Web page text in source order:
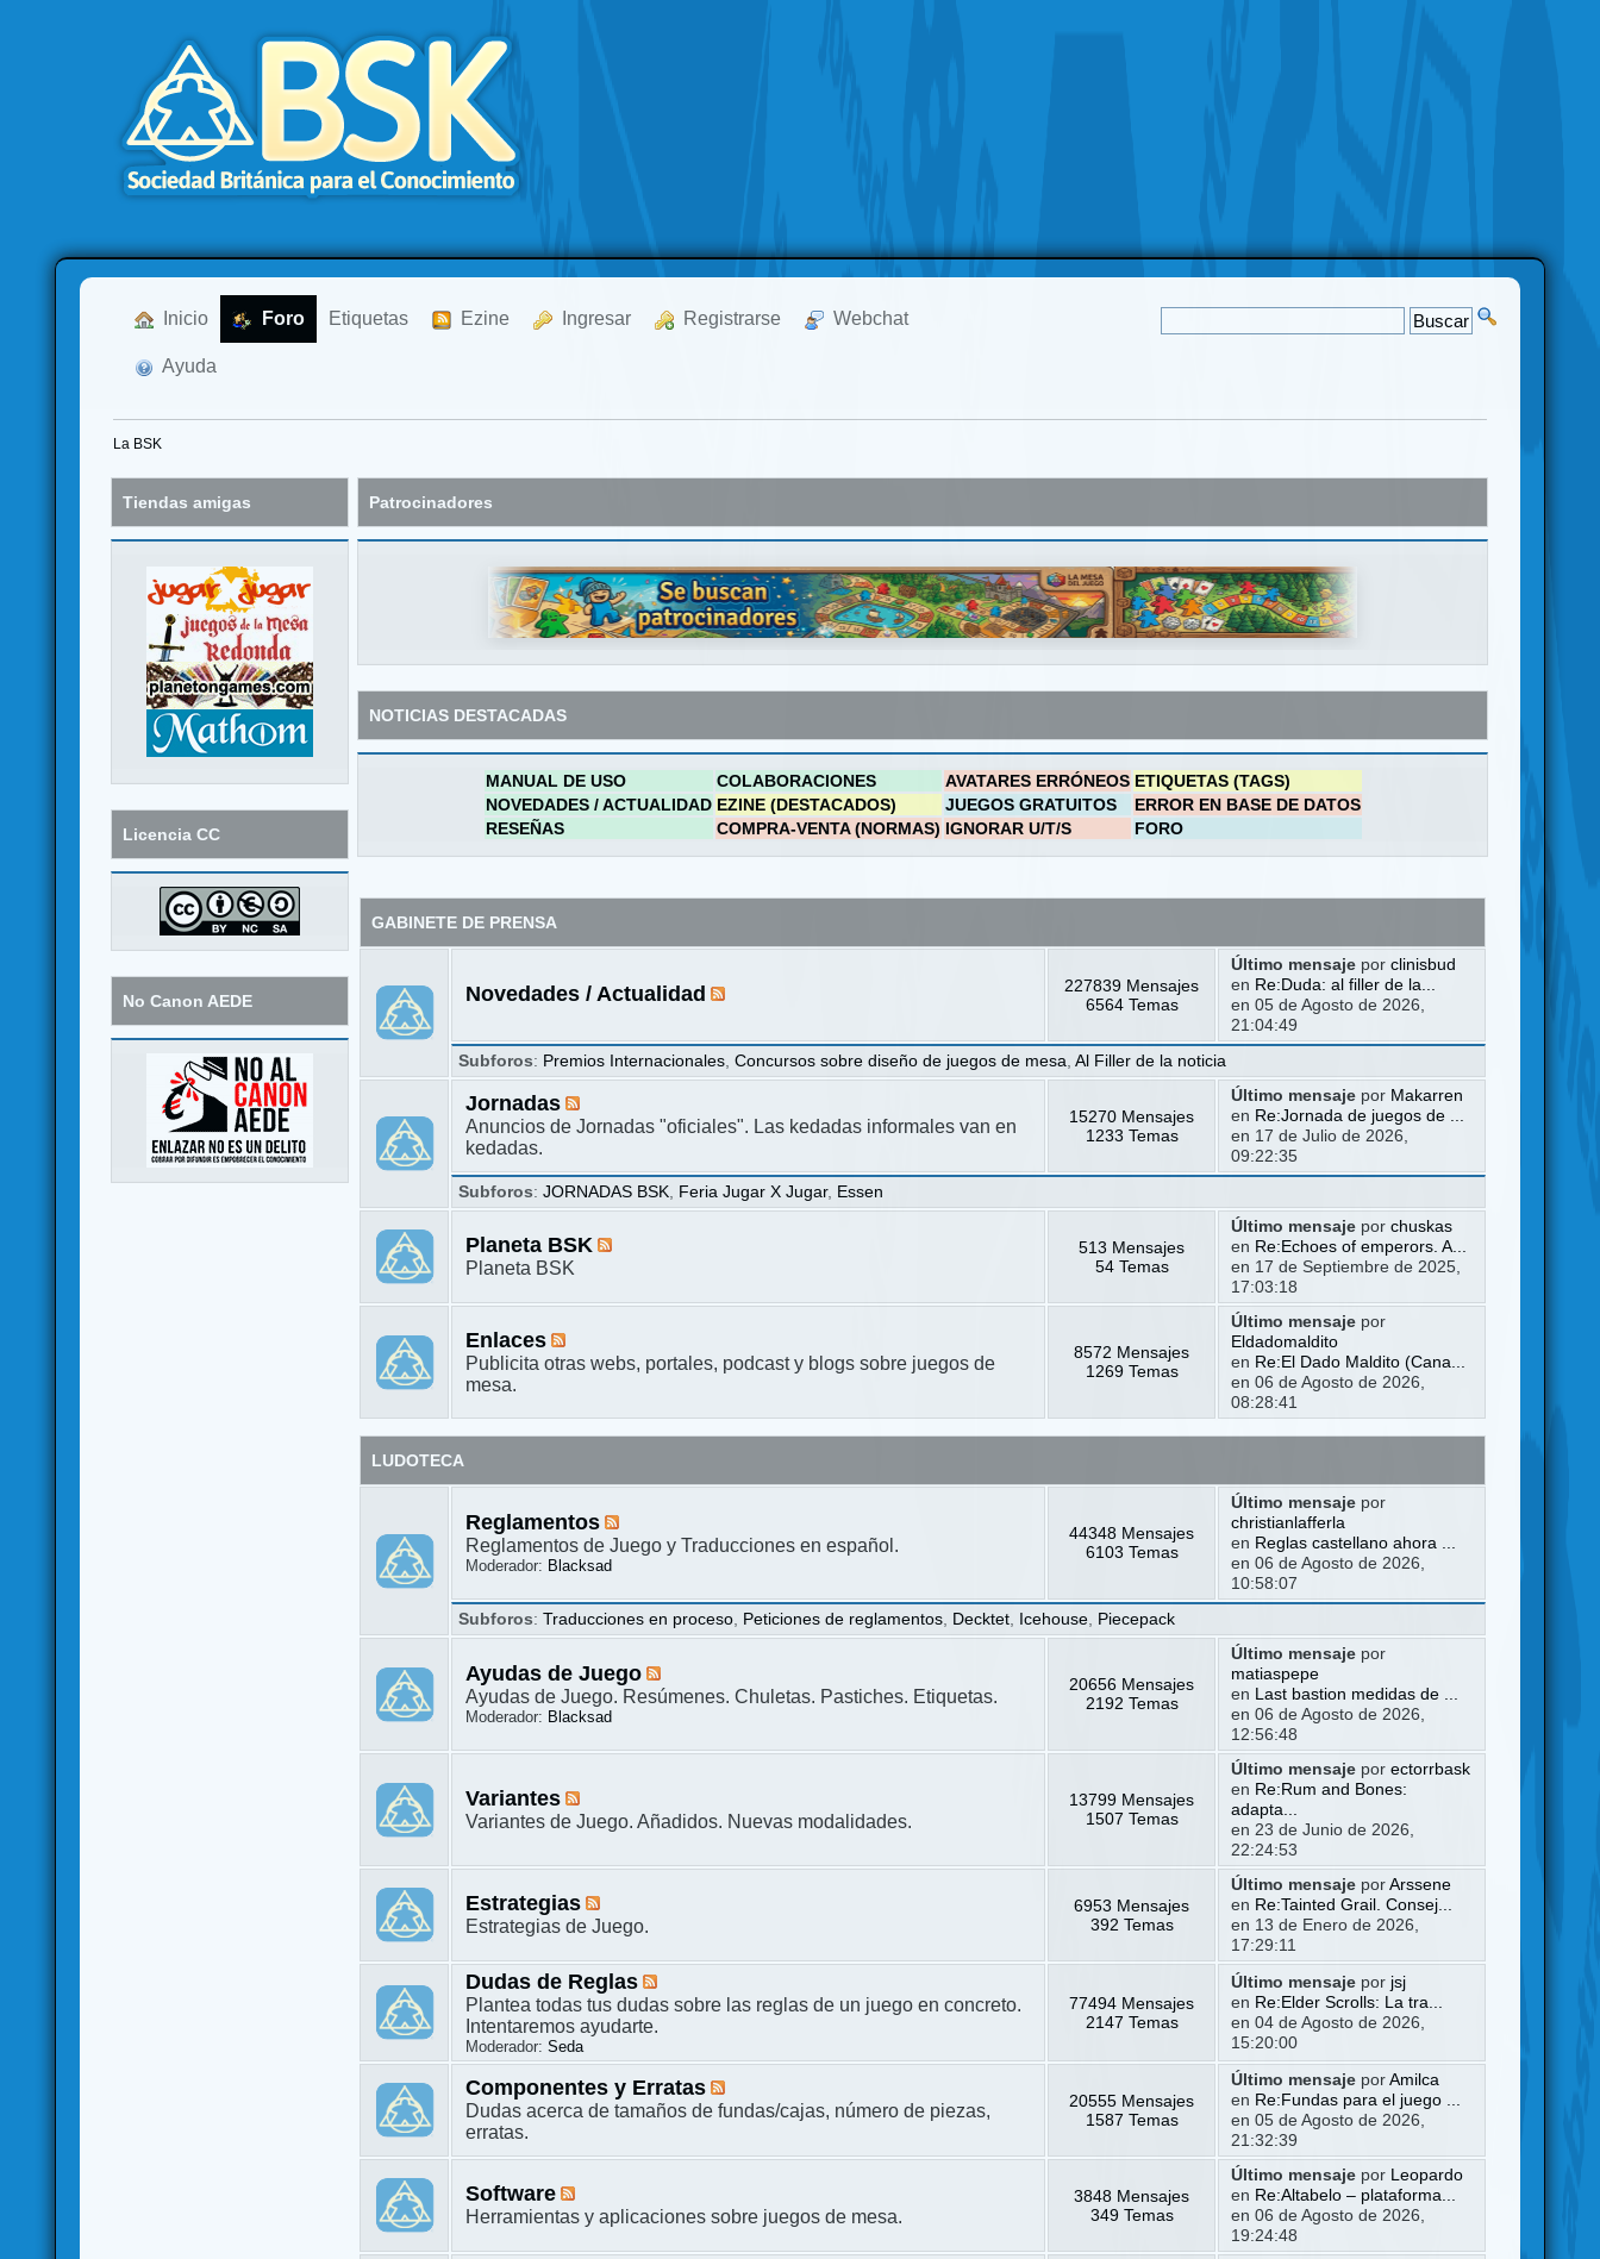
Inicio Foro Etiquetas Ezine Ingresar Registrarse Webchat
Ayuda
La BSK
Tiendas amigas
Licencia CC
No Canon AEDE
Patrocinadores
NOTICIAS DESTACADAS
MANUAL DE USO COLABORACIONES AVATARES ERRÓNEOS ETIQUETAS (TAGS)
NOVEDADES / ACTUALIDAD EZINE (DESTACADOS) JUEGOS GRATUITOS
ERROR EN BASE DE DATOS
RESEÑAS
COMPRA-VENTA (NORMAS) IGNORAR U/T/S FORO
GABINETE DE PRENSA
Novedades / Actualidad
227839 Mensajes
6564 Temas
Último mensajepor clinisbud
en Re:Duda: al filler de la...
en 05 de Agosto de 2026,
21:04:49
Subforos: Premios Internacionales ,Concursos sobre diseño de juegos de mesa ,Al Filler de la noticia
Jornadas
Anuncios de Jornadas "oficiales". Las kedadas informales van en
kedadas.
15270 Mensajes
1233 Temas
Último mensajepor Makarren
en Re:Jornada de juegos de ...
en 17 de Julio de 2026,
09:22:35
Subforos:JORNADAS BSK Feria Jugar X Jugar, Essen
Planeta BSK
Planeta BSK
513 Mensajes
54 Temas
Último mensajepor chuskas
en Re:Echoes of emperors. A...
en 17 de Septiembre de 2025,
17:03:18
Enlaces
Publicita otras webs, portales, podcast y blogs sobre juegos de
mesa.
8572 Mensajes
1269 Temas
Último mensajepor
Eldadomaldito
en Re:El Dado Maldito (Cana...
en 06 de Agosto de 2026,
08:28:41
LUDOTECA
Reglamentos
Reglamentos de Juego y Traducciones en español.
Moderador: Blacksad
44348 Mensajes
6103 Temas
Último mensajepor
christianlafferla
en Reglas castellano ahora ...
en 06 de Agosto de 2026,
10:58:07
Subforos:Traducciones en proceso Peticiones de reglamentos Decktet Icehouse Piecepack
Ayudas de Juego
Ayudas de Juego. Resúmenes. Chuletas. Pastiches. Etiquetas.
Moderador: Blacksad
20656 Mensajes
2192 Temas
Último mensajepor
matiaspepe
en
Last bastion medidas de ...
en 06 de Agosto de 2026,
12:56:48
Variantes
Variantes de Juego. Añadidos. Nuevas modalidades.
13799 Mensajes
1507 Temas
Último mensajepor ectorrbask
en Re:Rum and Bones:
adapta...
en 23 de Junio de 2026,
22:24:53
Estrategias
Estrategias de Juego.
6953 Mensajes
392 Temas
Último mensajepor Arssene
en Re:Tainted Grail. Consej...
en 13 de Enero de 2026,
17:29:11
Dudas de Reglas
Plantea todas tus dudas sobre las reglas de un juego en concreto.
Intentaremos ayudarte.
Moderador:Seda
77494 Mensajes
2147 Temas
Último mensajepor jsj
en Re:Elder Scrolls: La tra...
en 04 de Agosto de 2026,
15:20:00
Componentes y Erratas
Dudas acerca de tamaños de fundas/cajas, número de piezas,
erratas.
20555 Mensajes
1587 Temas
Último mensajepor Amilca
en Re:Fundas para el juego ...
en 05 de Agosto de 2026,
21:32:39
Software
Herramientas y aplicaciones sobre juegos de mesa.
3848 Mensajes
349 Temas
Último mensajepor
Leopardo
en Re:Altabelo – plataforma...
en 06 de Agosto de 2026,
19:24:48